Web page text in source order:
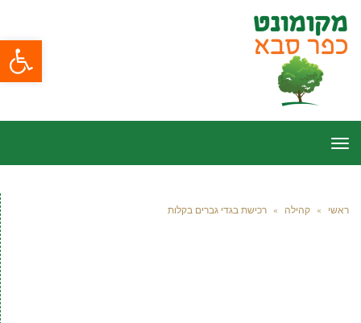
פתח
תפריט
ראשי » קהילה » רכישת בגדי גברים בקלות